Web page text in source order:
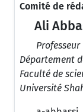
Comité de
Ali
Professeur
Département
Faculté de
Université